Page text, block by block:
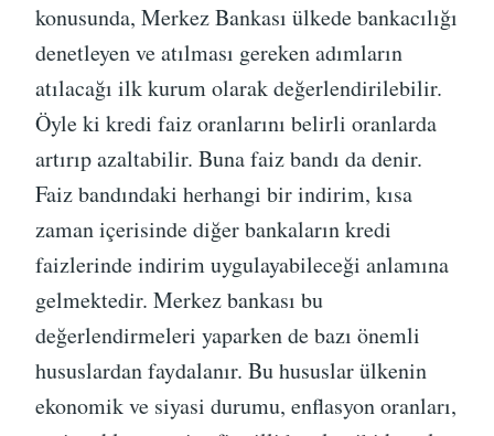
konusunda, Merkez Bankası ülkede bankacılığı
denetleyen ve atılması gereken adımların
atılacağı ilk kurum olarak değerlendirilebilir.
Öyle ki kredi faiz oranlarını belirli oranlarda
artırıp azaltabilir. Buna faiz bandı da denir.
Faiz bandındaki herhangi bir indirim, kısa
zaman içerisinde diğer bankaların kredi
faizlerinde indirim uygulayabileceği anlamına
gelmektedir. Merkez bankası bu
değerlendirmeleri yaparken de bazı önemli
hususlardan faydalanır. Bu hususlar ülkenin
ekonomik ve siyasi durumu, enflasyon oranları,